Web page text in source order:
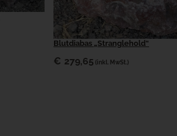
Blutdiabas „Stranglehold“
€ 279,65 (inkl. MwSt.)